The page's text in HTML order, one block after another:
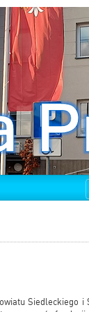
Siedleckiego i